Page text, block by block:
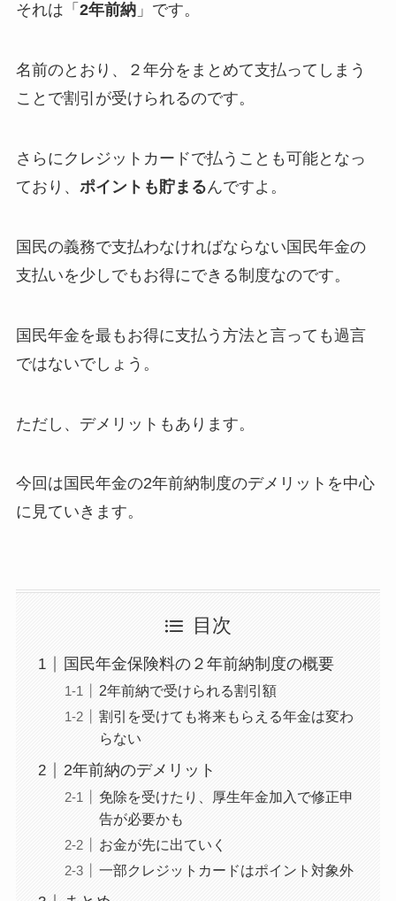
それは「 2年前納」です。
名前のとおり、２年分をまとめて支払ってしまう
ことで割引が受けられるのです。
さらにクレジットカードで払うことも可能となっ
ており、 ポイントも貯まるんですよ。
国民の義務で支払わなければならない国民年金の
支払いを少しでもお得にできる制度なのです。
国民年金を最もお得に支払う方法と言っても過言
ではないでしょう。
ただし、デメリットもあります。
今回は国民年金の2年前納制度のデメリットを中心
に見ていきます。
目次
国民年金保険料の２年前納制度の概要
2年前納で受けられる割引額
割引を受けても将来もらえる年金は変わ
らない
2年前納のデメリット
免除を受けたり、厚生年金加入で修正申
告が必要かも
お金が先に出ていく
一部クレジットカードはポイント対象外